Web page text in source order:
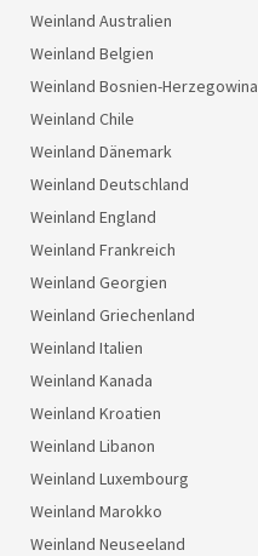
Weinland Australien
Weinland Belgien
Weinland Bosnien-Herzegowina
Weinland Chile
Weinland Dänemark
Weinland Deutschland
Weinland England
Weinland Frankreich
Weinland Georgien
Weinland Griechenland
Weinland Italien
Weinland Kanada
Weinland Kroatien
Weinland Libanon
Weinland Luxembourg
Weinland Marokko
Weinland Neuseeland